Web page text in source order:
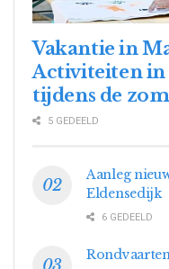
Vakantie in
Activiteiten
tijdens de
5 GEDEELD
Aanleg
Eldensedijk
6 GEDEELD